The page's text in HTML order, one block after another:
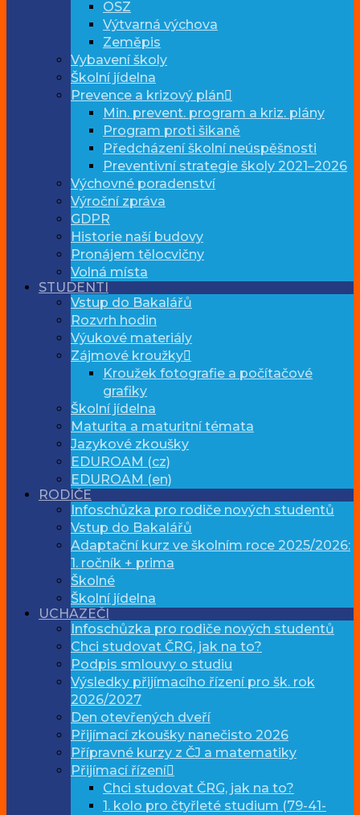
OSZ
Výtvarná výchova
Zeměpis
Vybavení školy
Školní jídelna
Prevence a krizový plán
Min. prevent. program a kriz. plány
Program proti šikaně
Předcházení školní neúspěšnosti
Preventivní strategie školy 2021–2026
Výchovné poradenství
Výroční zpráva
GDPR
Historie naší budovy
Pronájem tělocvičny
Volná místa
STUDENTI
Vstup do Bakalářů
Rozvrh hodin
Výukové materiály
Zájmové kroužky
Kroužek fotografie a počítačové
grafiky
Školní jídelna
Maturita a maturitní témata
Jazykové zkoušky
EDUROAM (cz)
EDUROAM (en)
RODIČE
Infoschůzka pro rodiče nových studentů
Vstup do Bakalářů
Adaptační kurz ve školním roce 2025/2026:
1. ročník + prima
Školné
Školní jídelna
UCHAZEČI
Infoschůzka pro rodiče nových studentů
Chci studovat ČRG, jak na to?
Podpis smlouvy o studiu
Výsledky přijímacího řízení pro šk. rok
2026/2027
Den otevřených dveří
Přijímací zkoušky nanečisto 2026
Přípravné kurzy z ČJ a matematiky
Přijímací řízení
Chci studovat ČRG, jak na to?
1. kolo pro čtyřleté studium (79-41-